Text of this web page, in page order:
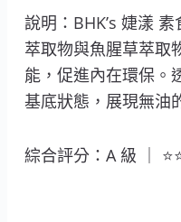
說明：BHK’s 婕漾
萃取物與魚腥草萃取
能，促進內在環保。
基底狀態，展現無油
綜合評分：A 級 ｜